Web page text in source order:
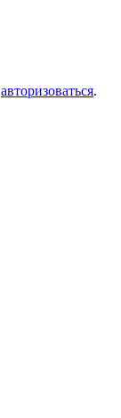
авторизоваться.